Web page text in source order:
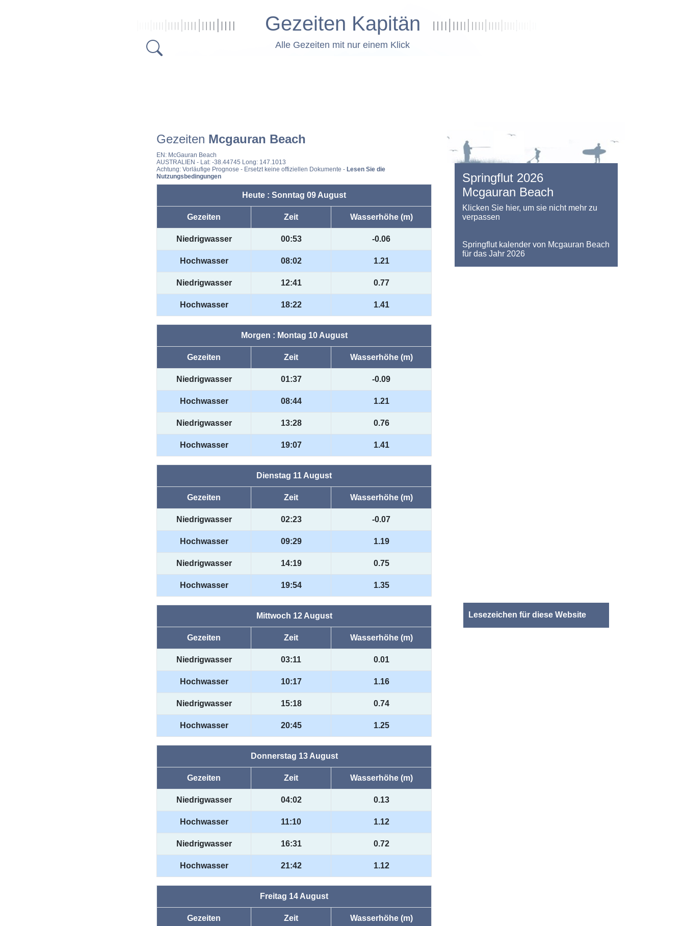
Gezeiten Kapitän
Alle Gezeiten mit nur einem Klick
Gezeiten Mcgauran Beach
EN: McGauran Beach
AUSTRALIEN - Lat: -38.44745 Long: 147.1013
Achtung: Vorläufige Prognose - Ersetzt keine offiziellen Dokumente - Lesen Sie die
Nutzungsbedingungen
Heute : Sonntag 09 August
Gezeiten Zeit Wasserhöhe (m)
Niedrigwasser 00:53 -0.06
Hochwasser 08:02 1.21
Niedrigwasser 12:41 0.77
Hochwasser 18:22 1.41
Morgen : Montag 10 August
Gezeiten Zeit Wasserhöhe (m)
Niedrigwasser 01:37 -0.09
Hochwasser 08:44 1.21
Niedrigwasser 13:28 0.76
Hochwasser 19:07 1.41
Dienstag 11 August
Gezeiten Zeit Wasserhöhe (m)
Niedrigwasser 02:23 -0.07
Hochwasser 09:29 1.19
Niedrigwasser 14:19 0.75
Hochwasser 19:54 1.35
Mittwoch 12 August
Gezeiten Zeit Wasserhöhe (m)
Niedrigwasser 03:11 0.01
Hochwasser 10:17 1.16
Niedrigwasser 15:18 0.74
Hochwasser 20:45 1.25
Donnerstag 13 August
Gezeiten Zeit Wasserhöhe (m)
Niedrigwasser 04:02 0.13
Hochwasser 11:10 1.12
Niedrigwasser 16:31 0.72
Hochwasser 21:42 1.12
Freitag 14 August
Gezeiten Zeit Wasserhöhe (m)
Springflut 2026
Mcgauran Beach
Klicken Sie hier, um sie nicht mehr zu
verpassen
Springflut kalender von Mcgauran Beach
für das Jahr 2026
Lesezeichen für diese Website